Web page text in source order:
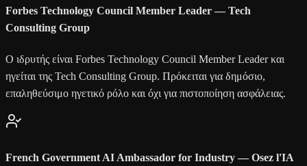
Forbes Technology Council Member Leader — Tech
Consulting Group
Ο ιδρυτής είναι Forbes Technology Council Member Leader και
ηγείται της Tech Consulting Group. Πρόκειται για δημόσιο,
επαληθεύσιμο ηγετικό ρόλο και όχι για πιστοποίηση ασφάλειας.
French Government AI Ambassador for Industry — Osez l'IA